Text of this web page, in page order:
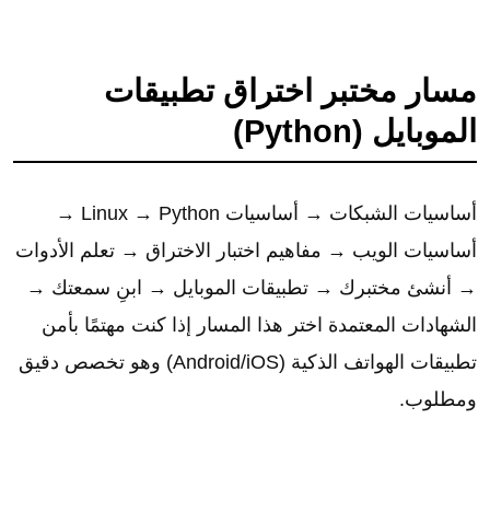
مسار مختبر اختراق تطبيقات
الموبايل (Python)
أساسيات الشبكات → أساسيات Linux → Python →
أساسيات الويب → مفاهيم اختبار الاختراق → تعلم الأدوات
→ أنشئ مختبرك → تطبيقات الموبايل → ابنِ سمعتك →
الشهادات المعتمدة اختر هذا المسار إذا كنت مهتمًا بأمن
تطبيقات الهواتف الذكية (Android/iOS) وهو تخصص دقيق
ومطلوب.